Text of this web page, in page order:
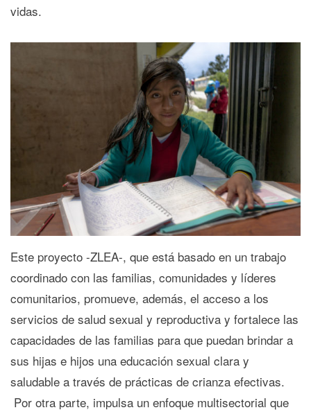
vidas.
Este proyecto -ZLEA-, que está basado en un trabajo
coordinado con las familias, comunidades y líderes
comunitarios, promueve, además, el acceso a los
servicios de salud sexual y reproductiva y fortalece las
capacidades de las familias para que puedan brindar a
sus hijas e hijos una educación sexual clara y
saludable a través de prácticas de crianza efectivas.
Por otra parte, impulsa un enfoque multisectorial que